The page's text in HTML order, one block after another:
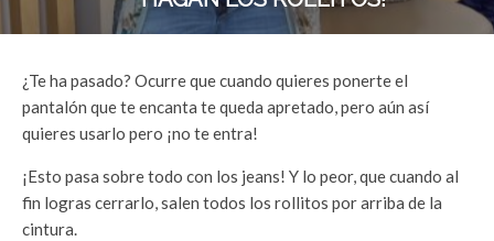
¿Te ha pasado? Ocurre que cuando quieres ponerte el
pantalón que te encanta te queda apretado, pero aún así
quieres usarlo pero ¡no te entra!
¡Esto pasa sobre todo con los jeans! Y lo peor, que cuando al
fin logras cerrarlo, salen todos los rollitos por arriba de la
cintura.